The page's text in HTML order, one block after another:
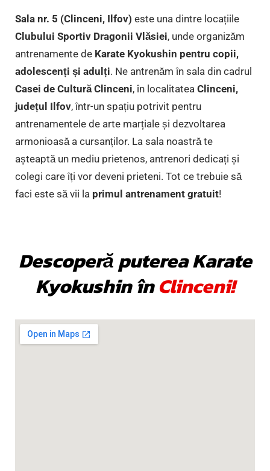
Sala nr. 5 (Clinceni, Ilfov) este una dintre locațiile
Clubului Sportiv Dragonii Vlăsiei, unde organizăm
antrenamente de Karate Kyokushin pentru copii,
adolescenți și adulți. Ne antrenăm în sala din cadrul
Casei de Cultură Clinceni, în localitatea Clinceni,
județul Ilfov, într-un spațiu potrivit pentru
antrenamentele de arte marțiale și dezvoltarea
armonioasă a cursanților. La sala noastră te
așteaptă un mediu prietenos, antrenori dedicați și
colegi care îți vor deveni prieteni. Tot ce trebuie să
faci este să vii la primul antrenament gratuit!
Descoperă puterea Karate
Kyokushin înClinceni!